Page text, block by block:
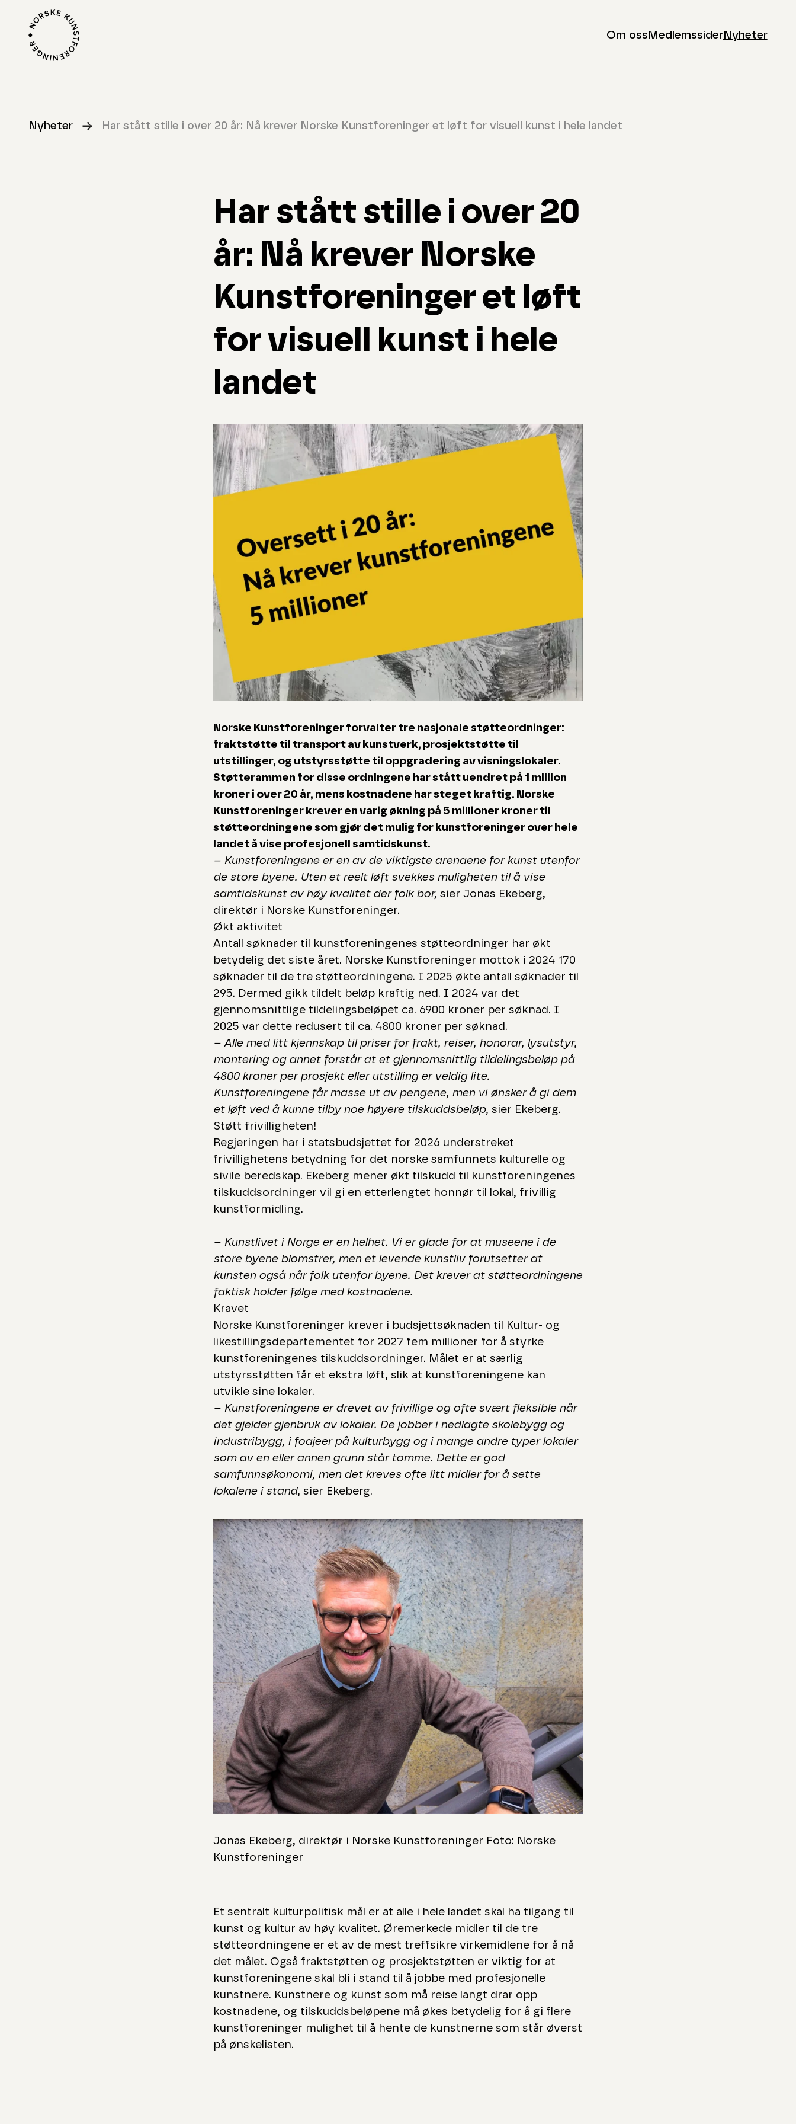
Om oss MedlemssiderNyheter
Nyheter Har stått stille i over 20 år: Nå krever Norske Kunstforeninger et løft for visuell kunst i hele landet
Har stått stille i over 20
år: Nå krever Norske
Kunstforeninger et løft
for visuell kunst i hele
landet
Norske Kunstforeninger forvalter tre nasjonale støtteordninger:
fraktstøtte til transport av kunstverk, prosjektstøtte til
utstillinger, og utstyrsstøtte til oppgradering av visningslokaler.
Støtterammen for disse ordningene har stått uendret på 1 million
kroner i over 20 år, mens kostnadene har steget kraftig. Norske
Kunstforeninger krever en varig økning på 5 millioner kroner til
støtteordningene som gjør det mulig for kunstforeninger over hele
landet å vise profesjonell samtidskunst.
– Kunstforeningene er en av de viktigste arenaene for kunst utenfor
de store byene. Uten et reelt løft svekkes muligheten til å vise
samtidskunst av høy kvalitet der folk bor,sier Jonas Ekeberg,
direktør i Norske Kunstforeninger.
Økt aktivitet
Antall søknader til kunstforeningenes støtteordninger har økt
betydelig det siste året. Norske Kunstforeninger mottok i 2024 170
søknader til de tre støtteordningene. I 2025 økte antall søknader til
295. Dermed gikk tildelt beløp kraftig ned. I 2024 var det
gjennomsnittlige tildelingsbeløpet ca. 6900 kroner per søknad. I
2025 var dette redusert til ca. 4800 kroner per søknad.
– Alle med litt kjennskap til priser for frakt, reiser, honorar, lysutstyr,
montering og annet forstår at et gjennomsnittlig tildelingsbeløp på
4800 kroner per prosjekt eller utstilling er veldig lite.
Kunstforeningene får masse ut av pengene, men vi ønsker å gi dem
et løft ved å kunne tilby noe høyere tilskuddsbeløp,sier Ekeberg.
Støtt frivilligheten!
Regjeringen har i statsbudsjettet for 2026 understreket
frivillighetens betydning for det norske samfunnets kulturelle og
sivile beredskap. Ekeberg mener økt tilskudd til kunstforeningenes
tilskuddsordninger vil gi en etterlengtet honnør til lokal, frivillig
kunstformidling.
– Kunstlivet i Norge er en helhet. Vi er glade for at museene i de
store byene blomstrer, men et levende kunstliv forutsetter at
kunsten også når folk utenfor byene. Det krever at støtteordningene
faktisk holder følge med kostnadene.
Kravet
Norske Kunstforeninger krever i budsjettsøknaden til Kultur- og
likestillingsdepartementet for 2027 fem millioner for å styrke
kunstforeningenes tilskuddsordninger. Målet er at særlig
utstyrsstøtten får et ekstra løft, slik at kunstforeningene kan
utvikle sine lokaler.
– Kunstforeningene er drevet av frivillige og ofte svært fleksible når
det gjelder gjenbruk av lokaler. De jobber i nedlagte skolebygg og
industribygg, i foajeer på kulturbygg og i mange andre typer lokaler
som av en eller annen grunn står tomme. Dette er god
samfunnsøkonomi, men det kreves ofte litt midler for å sette
lokalene i stand, sier Ekeberg.
Jonas Ekeberg, direktør i Norske Kunstforeninger Foto: Norske
Kunstforeninger
Et sentralt kulturpolitisk mål er at alle i hele landet skal ha tilgang til
kunst og kultur av høy kvalitet. Øremerkede midler til de tre
støtteordningene er et av de mest treffsikre virkemidlene for å nå
det målet. Også fraktstøtten og prosjektstøtten er viktig for at
kunstforeningene skal bli i stand til å jobbe med profesjonelle
kunstnere. Kunstnere og kunst som må reise langt drar opp
kostnadene, og tilskuddsbeløpene må økes betydelig for å gi flere
kunstforeninger mulighet til å hente de kunstnerne som står øverst
på ønskelisten.